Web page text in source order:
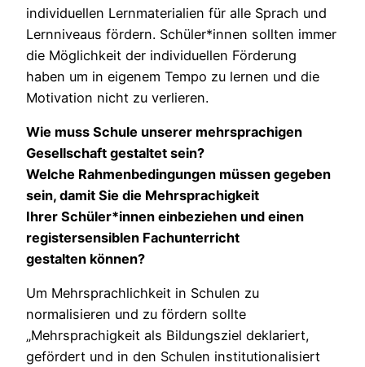
individuellen Lernmaterialien für alle Sprach und
Lernniveaus fördern. Schüler*innen sollten immer
die Möglichkeit der individuellen Förderung
haben um in eigenem Tempo zu lernen und die
Motivation nicht zu verlieren.
Wie muss Schule unserer mehrsprachigen
Gesellschaft gestaltet sein?
Welche Rahmenbedingungen müssen gegeben
sein, damit Sie die Mehrsprachigkeit
Ihrer Schüler*innen einbeziehen und einen
registersensiblen Fachunterricht
gestalten können?
Um Mehrsprachlichkeit in Schulen zu
normalisieren und zu fördern sollte
„Mehrsprachigkeit als Bildungsziel deklariert,
gefördert und in den Schulen institutionalisiert